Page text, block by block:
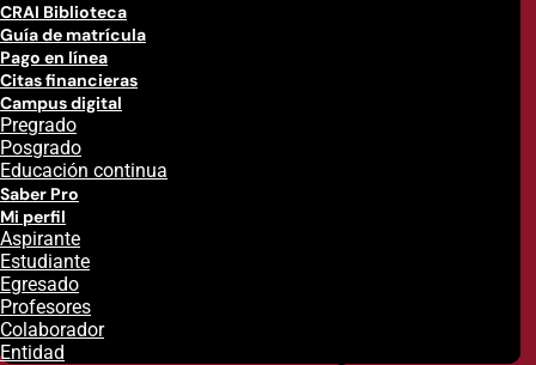
CRAI Biblioteca
Guía de matrícula
Pago en línea
Citas financieras
Campus digital
Pregrado
Posgrado
Educación continua
Saber Pro
Mi perfil
Aspirante
Estudiante
Egresado
Profesores
Colaborador
Entidad